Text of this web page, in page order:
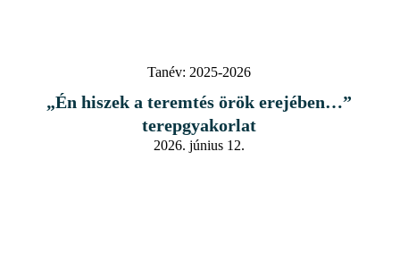
Tanév: 2025-2026
„Én hiszek a teremtés örök erejében…”
terepgyakorlat
2026. június 12.